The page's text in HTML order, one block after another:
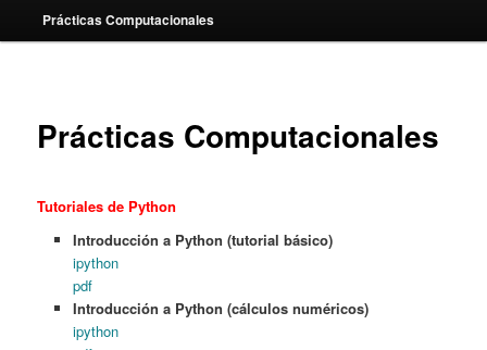
Prácticas Computacionales
Prácticas Computacionales
Tutoriales de Python
Introducción a Python (tutorial básico)
ipython
pdf
Introducción a Python (cálculos numéricos)
ipython